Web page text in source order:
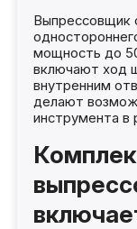
Выпрессовщик
мощность до
включают ход
внутренним
делают
инструмента в